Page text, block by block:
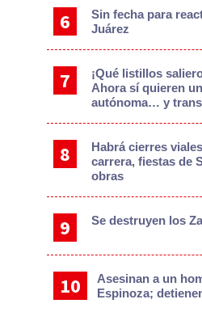
Sin fecha para
Juárez
¡Qué listillos
Ahora sí quieren
autónoma… y
Habrá cierres
carrera, fiestas de
obras
Se destruyen los
Asesinan a un
Espinoza;